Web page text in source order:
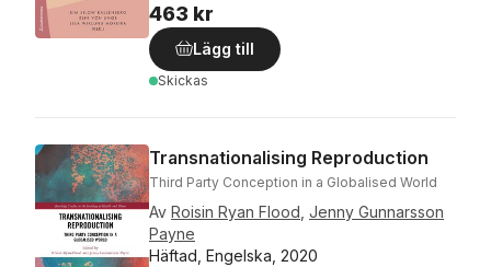
463 kr
Lägg till
Skickas
Transnationalising Reproduction
Third Party Conception in a Globalised World
Av Roisin Ryan Flood Jenny Gunnarsson
Payne
Häftad, Engelska, 2020